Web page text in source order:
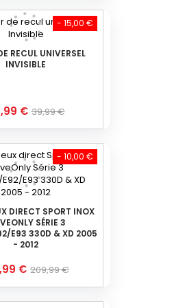
base
- 15,00 €
RECUL UNIVERSEL
INVISIBLE
€ Prix
de
base
39,99 €
- 10,00 €
DIRECT SPORT INOX
SÉRIE 3
E93 330D & XD 2005
- 2012
€ Prix
de
base
209,99 €